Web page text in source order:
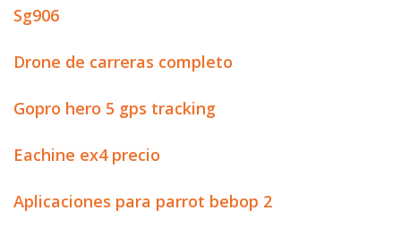
Sg906
Drone de carreras completo
Gopro hero 5 gps tracking
Eachine ex4 precio
Aplicaciones para parrot bebop 2